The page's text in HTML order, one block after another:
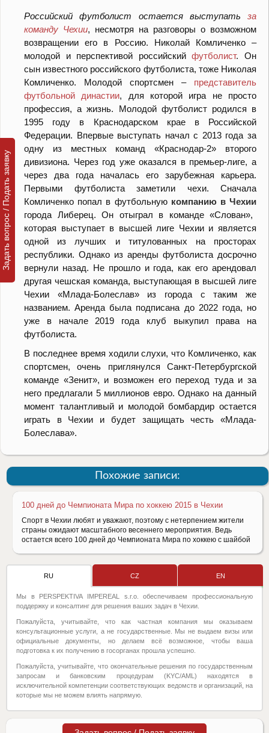
Российский футболист остается выступать за
команду Чехии, несмотря на разговоры о возможном
возвращении его в Россию. Николай Комличенко –
молодой и перспективой российскийфутболист. Он
сын известного российского футболиста, тоже Николая
Комличенко. Молодой спортсмен – представитель
футбольной династии, для которой игра не просто
профессия, а жизнь. Молодой футболист родился в
1995 году в Краснодарском крае в Российской
Федерации. Впервые выступать начал с 2013 года за
одну из местных команд «Краснодар-2» второго
дивизиона. Через год уже оказался в премьер-лиге, а
через два года началась его зарубежная карьера.
Первыми футболиста заметили чехи. Сначала
Комличенко попал в футбольную компанию в Чехии
города Либерец. Он отыграл в команде «Слован»,
которая выступает в высшей лиге Чехии и является
одной из лучших и титулованных на просторах
республики. Однако из аренды футболиста досрочно
вернули назад. Не прошло и года, как его арендовал
другая чешская команда, выступающая в высшей лиге
Чехии «Млада-Болеслав» из города с таким же
названием. Аренда была подписана до 2022 года, но
уже в начале 2019 года клуб выкупил права на
футболиста.
В последнее время ходили слухи, что Комличенко, как
спортсмен, очень приглянулся Санкт-Петербургской
команде «Зенит», и возможен его переход туда и за
него предлагали 5 миллионов евро. Однако на данный
момент талантливый и молодой бомбардир остается
играть в Чехии и будет защищать честь «Млада-
Болеслава».
Похожие записи:
100 дней до Чемпионата Мира по хоккею 2015 в Чехии
Спорт в Чехии любят и уважают, поэтому с нетерпением жители
страны ожидают масштабного весеннего мероприятия. Ведь
остается всего 100 дней до Чемпионата Мира по хоккею с шайбой
Задать вопрос / Подать заявку
RU CZ EN
Мы в PERSPEKTIVA IMPEREAL s.r.o. обеспечиваем профессиональную
поддержку и консалтинг для решения ваших задач в Чехии.
Пожалуйста, учитывайте, что как частная компания мы оказываем
консультационные услуги, а не государственные. Мы не выдаем визы или
официальные документы, но делаем всё возможное, чтобы ваша
подготовка к их получению в госорганах прошла успешно.
Пожалуйста, учитывайте, что окончательные решения по государственным
запросам и банковским процедурам (KYC/AML) находятся в
исключительной компетенции соответствующих ведомств и организаций, на
которые мы не можем влиять напрямую.